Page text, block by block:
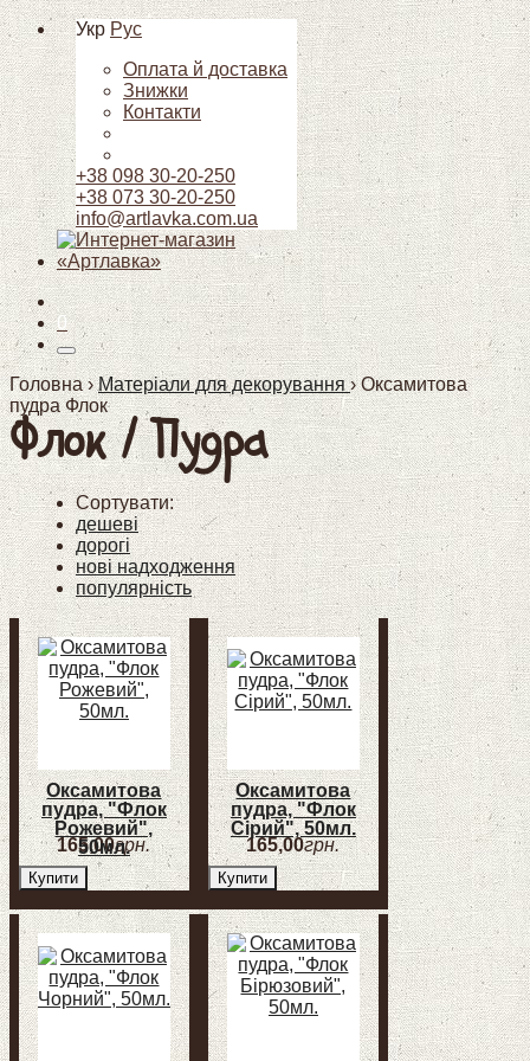
Укр Рус
Оплата й доставка
Знижки
Контакти
+38 098 30-20-250
+38 073 30-20-250
info@artlavka.com.ua
0
Головна ›Матеріали для декорування›Оксамитова
пудра Флок
Флок / Пудра
Сортувати:
дешеві
дорогі
нові надходження
популярність
Оксамитова
пудра, "Флок
Рожевий",
50мл.
165,00грн.
Купити
Оксамитова
пудра, "Флок
Сірий", 50мл.
165,00грн.
Купити